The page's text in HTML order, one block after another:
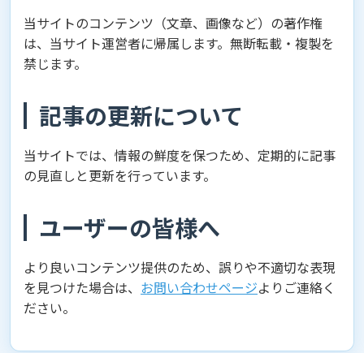
当サイトのコンテンツ（文章、画像など）の著作権
は、当サイト運営者に帰属します。無断転載・複製を
禁じます。
記事の更新について
当サイトでは、情報の鮮度を保つため、定期的に記事
の見直しと更新を行っています。
ユーザーの皆様へ
より良いコンテンツ提供のため、誤りや不適切な表現
を見つけた場合は、 お問い合わせページよりご連絡く
ださい。